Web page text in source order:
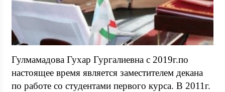
Гулмамадова Гухар Гургалиевна с 2019г.по
настоящее время является заместителем декана
по работе со студентами первого курса. В 2011г.